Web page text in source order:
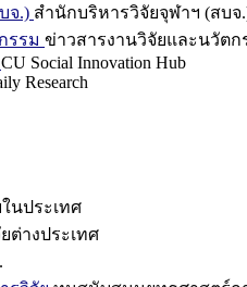
จ.) สำนักบริหารวิจัยจุฬาฯ (สบจ
รรม ข่าวสารงานวิจัยและนวัตก
CU Social Innovation Hub
Research
นประเทศ
ต่างประเทศ